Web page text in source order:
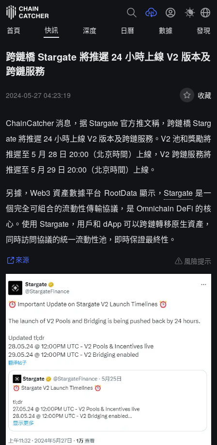
首頁 快訊 深度 日曆 數據 發現
跨鏈橋 Stargate 將推遲 24 小時上線 V2 版本及
跨鏈服務
2024-05-27 04:23:19 收藏
ChainCatcher 消息，据 Stargate 官方推文稱，跨鏈橋 Starg
ate 將推遲 24 小時上線 V2 版本及跨鏈服務。V2 池和獎勵將
推遲至 5 月 28 日 20:00（北京時間）上線，V2 跨鏈服務將
推遲至 5 月 29 日 20:00（北京時間）上線。
另據，Web3 資產數據平台 RootData 顯示，Stargate 是一
個完全可組合的流動性傳輸協議，是 Omnichain DeFi 的核
心。使用 Stargate，用戶和 dApp 可以跨鏈轉移原生資產，
同時訪問協議的統一流動性池，即時保證最終性。
來源 風險提示